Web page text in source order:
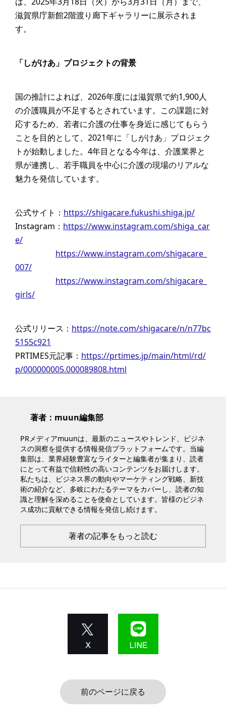
滋賀県庁新館2階渡り廊下ギャラリーに展示されま
す。
「しがけあ」プロジェクトの背景
国の推計によれば、2026年度には滋賀県で約1,900人
の介護職員が不足するとされています。この課題に対
応するため、若者に介護の仕事を身近に感じてもらう
ことを目的として、2021年に「しがけあ」プロジェク
トが始動しました。4年目となる今年は、介護業界と
県が連携し、若手職員を中心に介護の現場のリアルな
魅力を発信しています。
公式サイト： https://shigacare.fukushi.shiga.jp/
Instagram： https://www.instagram.com/shiga_car
e/
https://www.instagram.com/shigacare_
007/
https://www.instagram.com/shigacare_
girls/
公式リリース： https://note.com/shigacare/n/n77bc
5155c921
PRTIMES元記事： https://prtimes.jp/main/html/rd/
p/000000005.000089808.html
著者：muun編集部
PRメディアmuunは、最新のニュースやトレンド、ビジネ
スの洞察を提供する情報発信プラットフォームです。当編
集部は、業界経験豊富なライターと編集者が集まり、読者
にとって有益で信頼性の高いコンテンツをお届けします。
私たちは、ビジネス界の動向やマーケティング戦略、新技
術の紹介など、多岐にわたるテーマをカバーし、読者の知
識と理解を深めることを使命としています。皆様のビジネ
ス成功に貢献できる情報を発信し続けます。
著者の記事をもっと読む
前のページに戻る